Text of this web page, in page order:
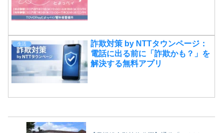
生活
詐欺対策 by NTTタウンページ：
電話に出る前に「詐欺かも？」を
解決する無料アプリ